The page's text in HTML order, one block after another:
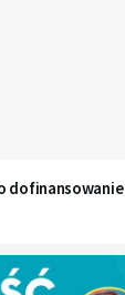
dofinansowanie